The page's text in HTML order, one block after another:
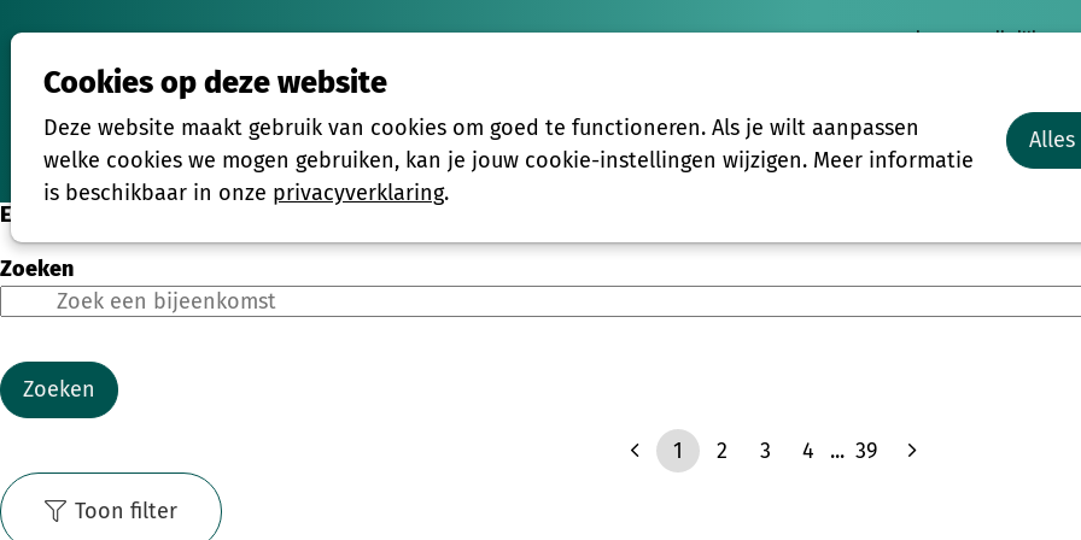
Cookies op deze website
Deze website maakt gebruik van cookies om goed te functioneren. Als je wilt aanpassen
welke cookies we mogen gebruiken, kan je jouw cookie-instellingen wijzigen. Meer informatie
is beschikbaar in onze privacyverklaring.
Home
Activiteiten Vrijwilligers Groepen Meer Start-to-
Nieuws
Eenmalige activiteiten
Zoeken
Zoeken
1 2 3 4 ... 39
Toon filter